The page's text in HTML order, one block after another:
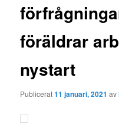
föräldrar
nystart
Publicerat11 januari, 2021 av